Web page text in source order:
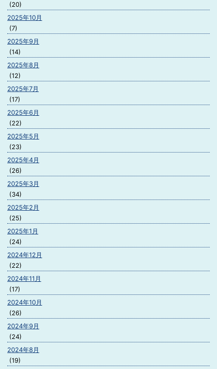
(20)
2025年10月
(7)
2025年9月
(14)
2025年8月
(12)
2025年7月
(17)
2025年6月
(22)
2025年5月
(23)
2025年4月
(26)
2025年3月
(34)
2025年2月
(25)
2025年1月
(24)
2024年12月
(22)
2024年11月
(17)
2024年10月
(26)
2024年9月
(24)
2024年8月
(19)